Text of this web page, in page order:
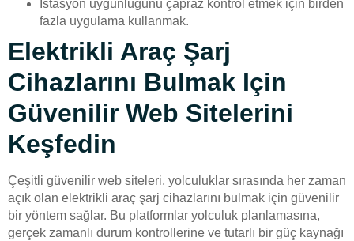
İstasyon uygunluğunu çapraz kontrol etmek için birden
fazla uygulama kullanmak.
Elektrikli Araç Şarj
Cihazlarını Bulmak Için
Güvenilir Web Sitelerini
Keşfedin
Çeşitli güvenilir web siteleri, yolculuklar sırasında her zaman
açık olan elektrikli araç şarj cihazlarını bulmak için güvenilir
bir yöntem sağlar. Bu platformlar yolculuk planlamasına,
gerçek zamanlı durum kontrollerine ve tutarlı bir güç kaynağı